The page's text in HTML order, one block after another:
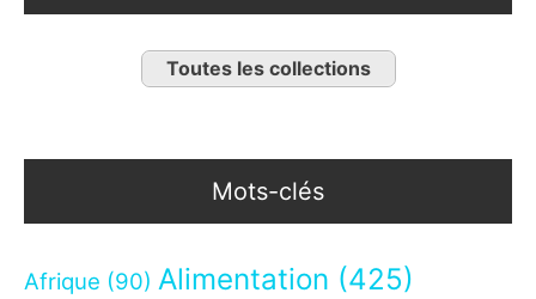
Toutes les collections
Mots-clés
Afrique (90) Alimentation (425)